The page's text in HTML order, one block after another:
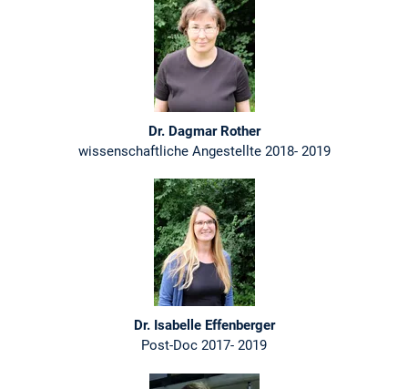
Dr. Dagmar Rother
wissenschaftliche Angestellte 2018- 2019
Dr. Isabelle Effenberger
Post-Doc 2017- 2019